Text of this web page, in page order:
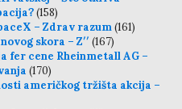
(158)
– Zdrav razum(161)
skora – Z′′ (167)
fer cene Rheinmetall AG –
(170)
američkog tržišta akcija –